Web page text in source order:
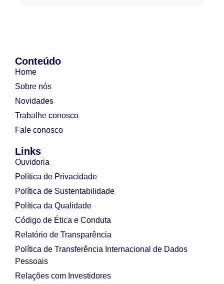
Conteúdo
Home
Sobre nós
Novidades
Trabalhe conosco
Fale conosco
Links
Ouvidoria
Política de Privacidade
Política de Sustentabilidade
Política da Qualidade
Código de Ética e Conduta
Relatório de Transparência
Política de Transferência Internacional de Dados
Pessoais
Relações com Investidores